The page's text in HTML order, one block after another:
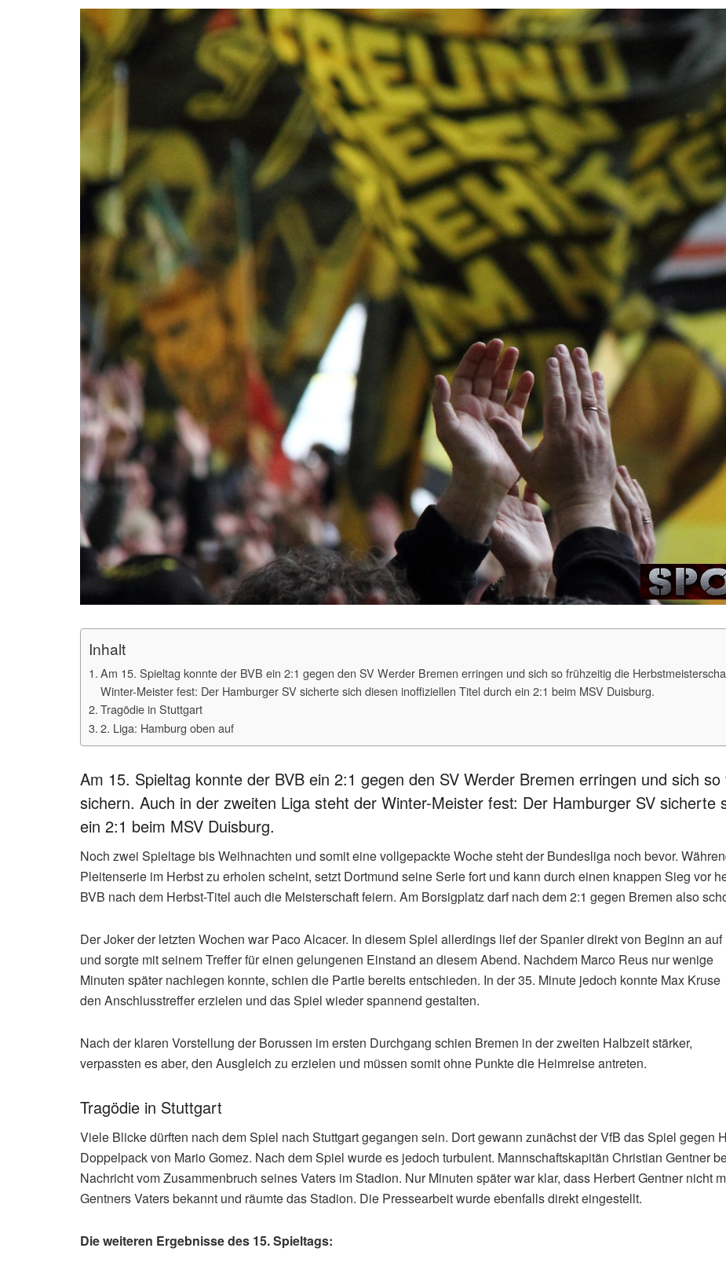
Inhalt
Am 15. Spieltag konnte der BVB ein 2:1 gegen den SV Werder Bremen erringen und sich so frühzeitig die
Winter-Meister fest: Der Hamburger SV sicherte sich diesen inoffiziellen Titel durch ein 2:1 beim MSV Duisburg.
Tragödie in Stuttgart
2. Liga: Hamburg oben auf
Am 15. Spieltag konnte der BVB ein 2:1 gegen den SV Werder Bremen erringen und sich
sichern. Auch in der zweiten Liga steht der Winter-Meister fest: Der Hamburger SV sicherte
ein 2:1 beim MSV Duisburg.
Noch zwei Spieltage bis Weihnachten und somit eine vollgepackte Woche steht der Bundesliga noch bevor.
Pleitenserie im Herbst zu erholen scheint, setzt Dortmund seine Serie fort und kann durch einen knappen Sieg vor
BVB nach dem Herbst-Titel auch die Meisterschaft feiern. Am Borsigplatz darf nach dem 2:1 gegen Bremen also
Der Joker der letzten Wochen war Paco Alcacer. In diesem Spiel allerdings lief der Spanier direkt von Beginn an auf
und sorgte mit seinem Treffer für einen gelungenen Einstand an diesem Abend. Nachdem Marco Reus nur wenige
Minuten später nachlegen konnte, schien die Partie bereits entschieden. In der 35. Minute jedoch konnte Max Kruse
den Anschlusstreffer erzielen und das Spiel wieder spannend gestalten.
Nach der klaren Vorstellung der Borussen im ersten Durchgang schien Bremen in der zweiten Halbzeit stärker,
verpassten es aber, den Ausgleich zu erzielen und müssen somit ohne Punkte die Heimreise antreten.
Tragödie in Stuttgart
Viele Blicke dürften nach dem Spiel nach Stuttgart gegangen sein. Dort gewann zunächst der VfB das Spiel gegen
Doppelpack von Mario Gomez. Nach dem Spiel wurde es jedoch turbulent. Mannschaftskapitän Christian Gentner
Nachricht vom Zusammenbruch seines Vaters im Stadion. Nur Minuten später war klar, dass Herbert Gentner nicht
Gentners Vaters bekannt und räumte das Stadion. Die Pressearbeit wurde ebenfalls direkt eingestellt.
Die weiteren Ergebnisse des 15. Spieltags: